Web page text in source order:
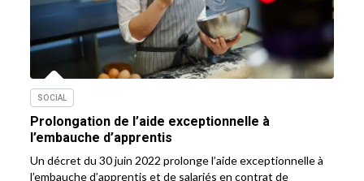
SOCIAL
Prolongation de l’aide exceptionnelle à
l’embauche d’apprentis
Un décret du 30 juin 2022 prolonge l’aide exceptionnelle à
l’embauche d’apprentis et de salariés en contrat de